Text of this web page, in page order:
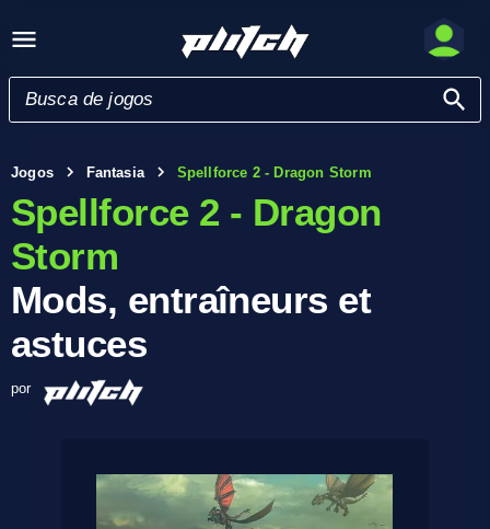
Jogos Fantasia Spellforce 2 - Dragon Storm
Spellforce 2 - Dragon
Storm
Mods, entraîneurs et
astuces
por